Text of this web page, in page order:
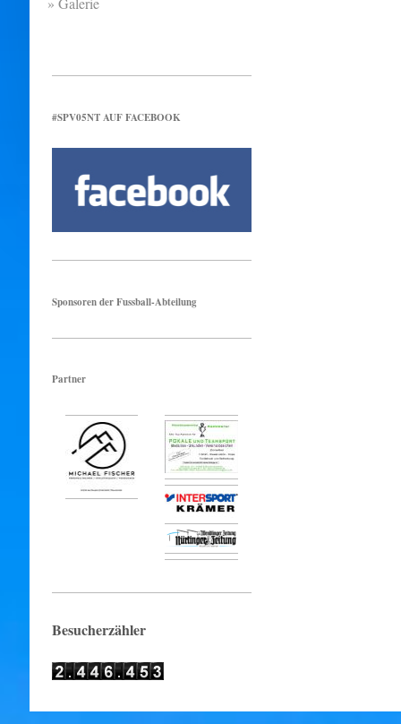
#SPV05NT AUF FACEBOOK
Sponsoren der Fussball-Abteilung
Partner
Besucherzähler